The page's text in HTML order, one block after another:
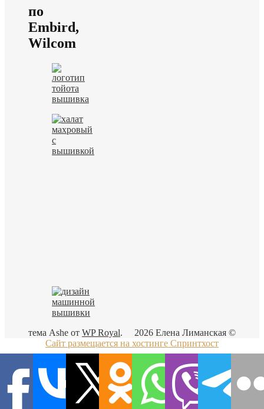
по
Embird,
Wilcom
2026 Елена Лиманская ©
тема Ashe от WP Royal.
Сайт размещается на хостинге Спринтхост